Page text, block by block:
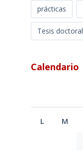
prácticas
Tesis doctoral
Calendario
L M